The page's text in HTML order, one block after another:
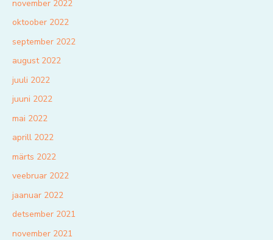
november 2022
oktoober 2022
september 2022
august 2022
juuli 2022
juuni 2022
mai 2022
aprill 2022
märts 2022
veebruar 2022
jaanuar 2022
detsember 2021
november 2021